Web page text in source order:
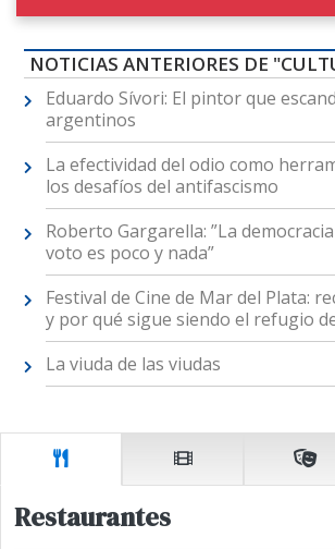
NOTICIAS ANTERIORES DE
Eduardo Sívori: El pintor que
argentinos
La efectividad del odio como
los desafíos del antifascismo
Roberto Gargarella: ”La
voto es poco y nada”
Festival de Cine de Mar del Plata:
y por qué sigue siendo el refugio
La viuda de las viudas
Restaurantes